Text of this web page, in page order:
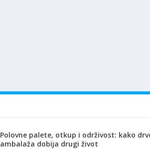
Polovne palete, otkup i održivost: kako
ambalaža dobija drugi život